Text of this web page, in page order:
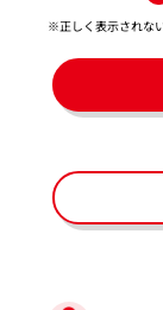
※正しく表示されな